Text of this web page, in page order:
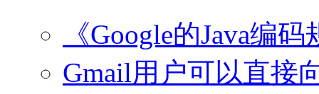
《Google的Java编
Gmail用户可以直接